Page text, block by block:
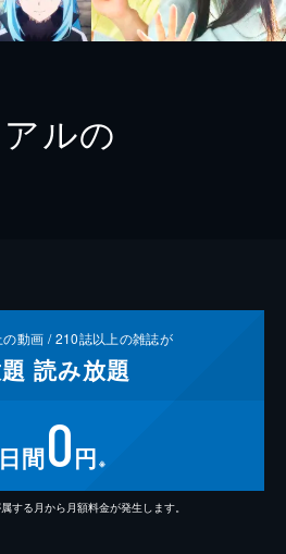
ルの
の動画 /210誌以上の雑誌が
読み放題
日間0円 ※
する月から月額料金が発生します。